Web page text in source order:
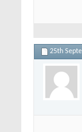
25th